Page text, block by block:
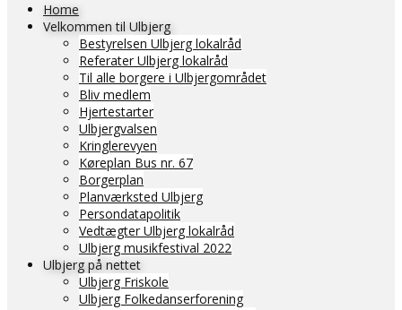
Home
Velkommen til Ulbjerg
Bestyrelsen Ulbjerg lokalråd
Referater Ulbjerg lokalråd
Til alle borgere i Ulbjergområdet
Bliv medlem
Hjertestarter
Ulbjergvalsen
Kringlerevyen
Køreplan Bus nr. 67
Borgerplan
Planværksted Ulbjerg
Persondatapolitik
Vedtægter Ulbjerg lokalråd
Ulbjerg musikfestival 2022
Ulbjerg på nettet
Ulbjerg Friskole
Ulbjerg Folkedanserforening